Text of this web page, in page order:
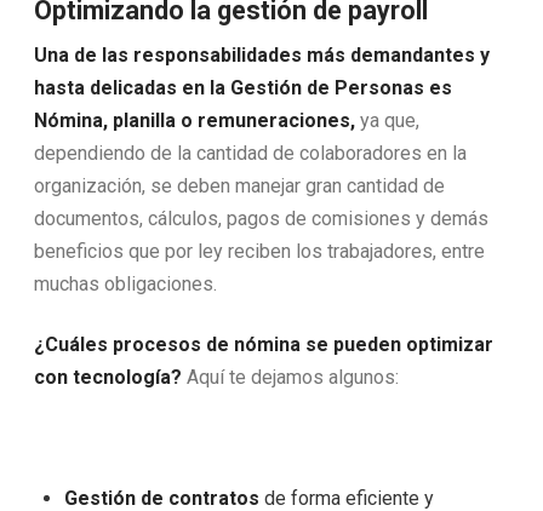
Optimizando la gestión de payroll
Una de las responsabilidades más demandantes y
hasta delicadas en la Gestión de Personas es
Nómina, planilla o remuneraciones, ya que,
dependiendo de la cantidad de colaboradores en la
organización, se deben manejar gran cantidad de
documentos, cálculos, pagos de comisiones y demás
beneficios que por ley reciben los trabajadores, entre
muchas obligaciones.
¿Cuáles procesos de nómina se pueden optimizar
con tecnología? Aquí te dejamos algunos:
Gestión de contratos de forma eficiente y